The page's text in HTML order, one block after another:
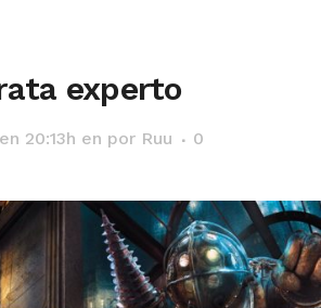
experto
20:13h en por Ruu
0